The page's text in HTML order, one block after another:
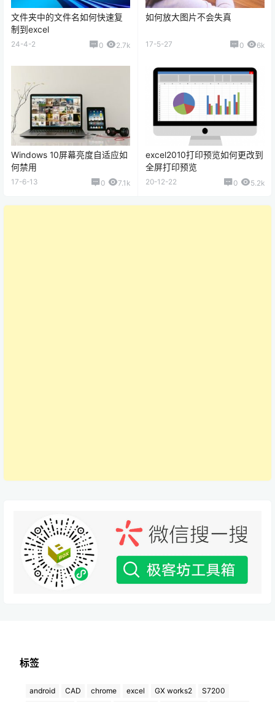
文件夹中的文件名如何快速复
制到excel
24-4-2 0 2.7k
如何放大图片不会失真
17-5-27 0 6k
Windows 10屏幕亮度自适应如
何禁用
17-6-13 0 7.1k
excel2010打印预览如何更改到
全屏打印预览
20-12-22 0 5.2k
标签
android CAD chrome excel GX works2 S7200